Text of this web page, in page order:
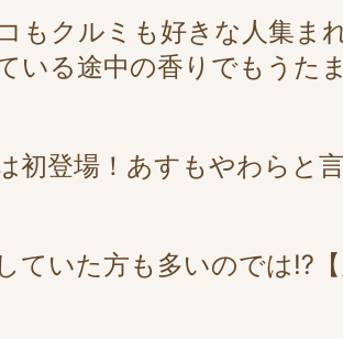
もクルミも好きな人集ま
いる途中の香りでもうた
初登場！あすもやわらと
ていた方も多いのでは⁉